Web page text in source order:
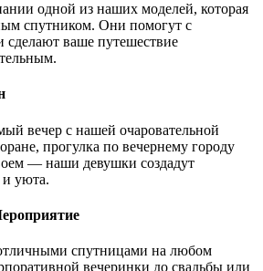
одной из наших моделей, которая
спутником. Они помогут с
сделают ваше путешествие
вечер с нашей очаровательной
прогулка по вечернему городу
— наши девушки создадут
и уюта.
спутницами на любом
вечеринки до свадьбы или